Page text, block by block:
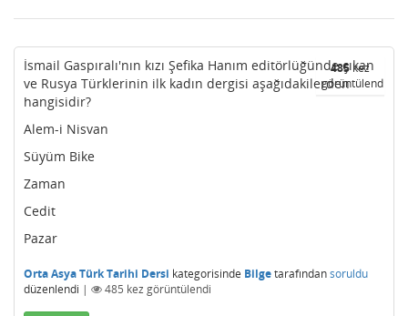
485kez
görüntülendi
İsmail Gaspıralı'nın kızı Şefika Hanım editörlüğünde çıkan
ve Rusya Türklerinin ilk kadın dergisi aşağıdakilerden
hangisidir?
Alem-i Nisvan
Süyüm Bike
Zaman
Cedit
Pazar
Orta Asya Türk Tarihi Dersi kategorisinde Bilgetarafındansoruldu
düzenlendi | 485 kez görüntülendi